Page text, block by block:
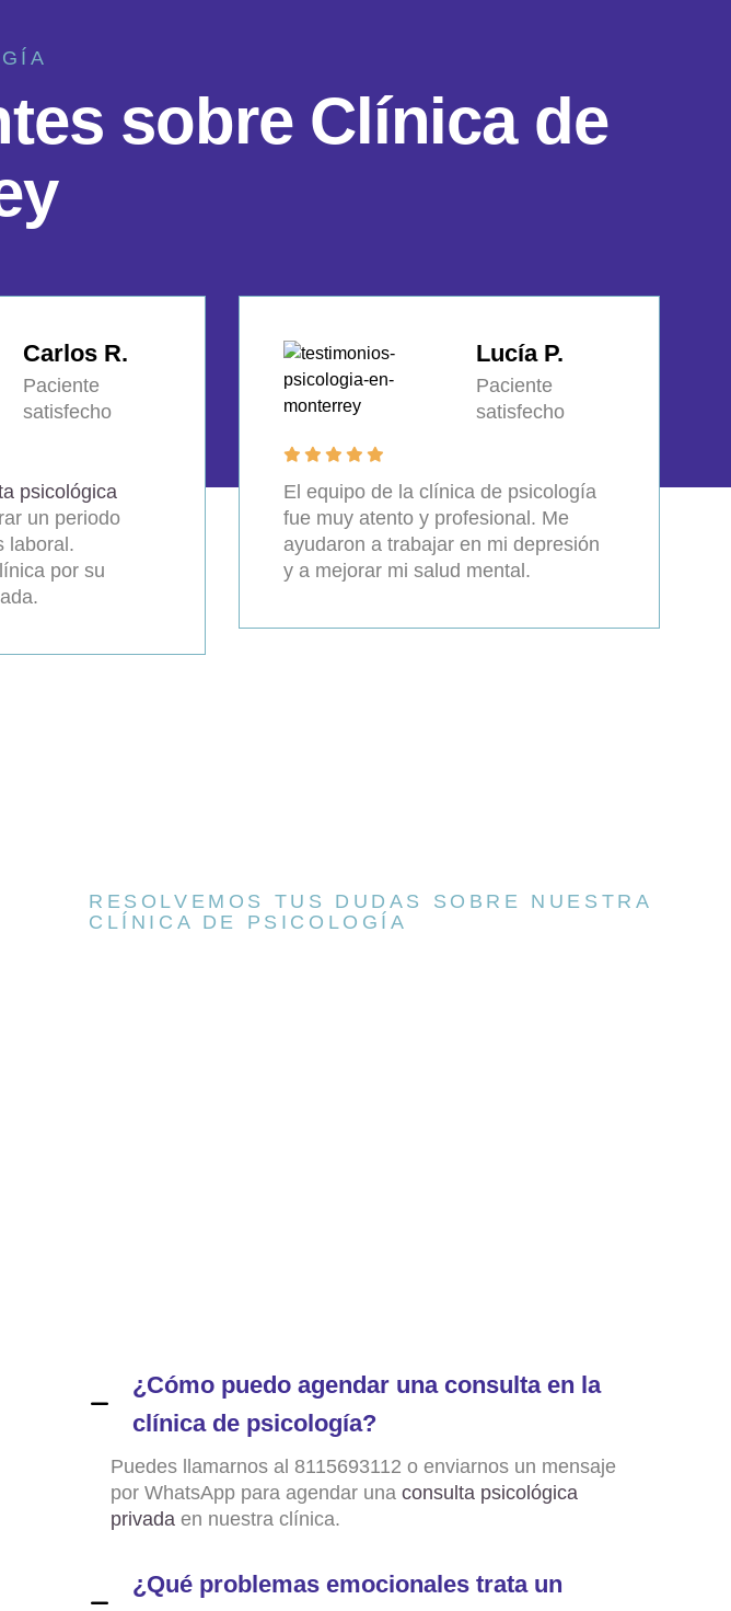
tes sobre Clínica de
y
Carlos R.
Paciente
satisfecho
psicológica
un periodo
laboral.
por su
Lucía P.
Paciente
satisfecho
El equipo de la clínica de psicología
fue muy atento y profesional. Me
ayudaron a trabajar en mi depresión
y a mejorar mi salud mental.
RESOLVEMOS TUS DUDAS SOBRE NUESTRA
CLÍNICA DE PSICOLOGÍA
¿Cómo puedo agendar una consulta en la
clínica de psicología?
Puedes llamarnos al 8115693112 o enviarnos un mensaje
por WhatsApp para agendar una consulta psicológica
privada en nuestra clínica.
¿Qué problemas emocionales trata un